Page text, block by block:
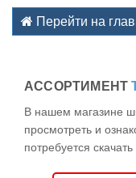
Перейти на
АССОРТИМЕНТ
В нашем магазине
просмотреть и
потребуется